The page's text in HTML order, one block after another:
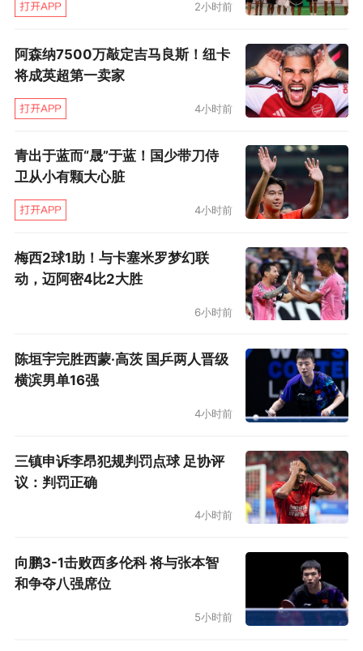
2小时前
阿森纳7500万敲定吉马良斯！纽卡
将成英超第一卖家
4小时前
青出于蓝而“晟”于蓝！国少带刀侍
卫从小有颗大心脏
4小时前
梅西2球1助！与卡塞米罗梦幻联
动，迈阿密4比2大胜
6小时前
陈垣宇完胜西蒙·高茨 国乒两人晋级
横滨男单16强
4小时前
三镇申诉李昂犯规判罚点球 足协评
议：判罚正确
4小时前
向鹏3-1击败西多伦科 将与张本智
和争夺八强席位
5小时前